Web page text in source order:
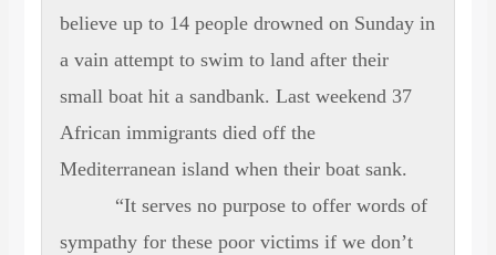
believe up to 14 people drowned on Sunday in
a vain attempt to swim to land after their
small boat hit a sandbank. Last weekend 37
African immigrants died off the
Mediterranean island when their boat sank.
“It serves no purpose to offer words of
sympathy for these poor victims if we don’t